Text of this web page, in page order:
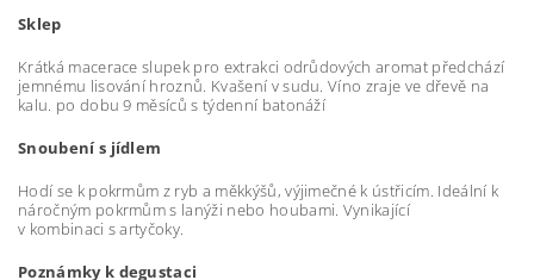
Sklep
Krátká macerace slupek pro extrakci odrůdových aromat předchází
jemnému lisování hroznů. Kvašení v sudu. Víno zraje ve dřevě na
kalu. po dobu 9 měsíců s týdenní batonáží
Snoubení s jídlem
Hodí se k pokrmům z ryb a měkkýšů, výjimečné k ústřicím. Ideální k
náročným pokrmům s lanýži nebo houbami. Vynikající
v kombinaci s artyčoky.
Poznámky k degustaci